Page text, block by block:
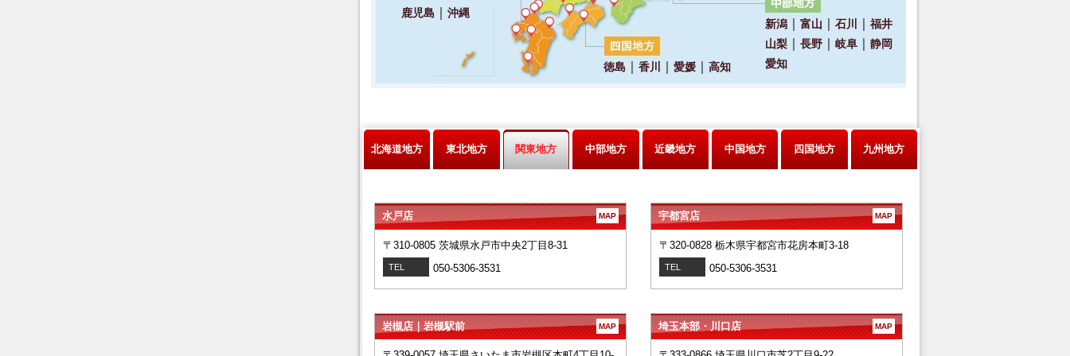
北海道地方 東北地方 関東地方 中部地方 近畿地方 中国地方 四国地方 九州地方
水戸店 MAP
〒310-0805 茨城県水戸市中央2丁目8-31
TEL 050-5306-3531
宇都宮店 MAP
〒320-0828 栃木県宇都宮市花房本町3-18
TEL 050-5306-3531
岩槻店｜岩槻駅前 MAP 埼玉本部・川口店 MAP